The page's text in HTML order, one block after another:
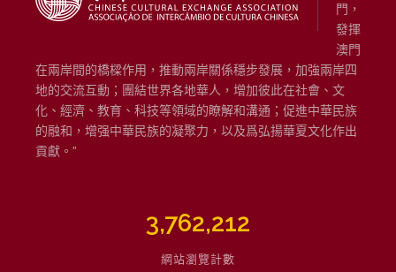
門，
發揮
澳門
在兩岸間的橋樑作用，推動兩岸關係穩步發展，加強兩岸四
地的交流互動；團結世界各地華人，增加彼此在社會、文
化、經濟、教育、科技等領域的瞭解和溝通；促進中華民族
的融和，增强中華民族的凝聚力，以及爲弘揚華夏文化作出
貢獻。”
3,762,212
網站瀏覽計數